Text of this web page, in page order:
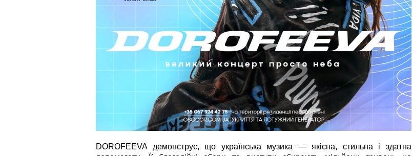
DOROFEEVA демонструє, що українська музика — якісна, стильна і здатна